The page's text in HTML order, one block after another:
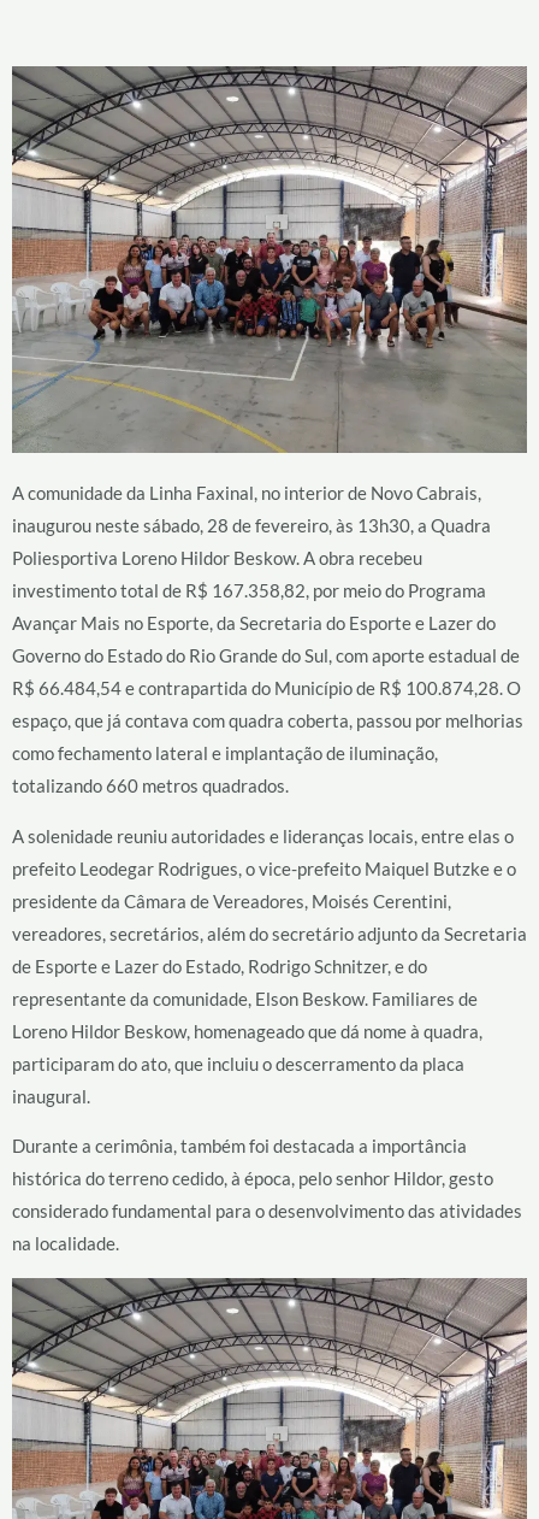
A comunidade da Linha Faxinal, no interior de Novo Cabrais,
inaugurou neste sábado, 28 de fevereiro, às 13h30, a Quadra
Poliesportiva Loreno Hildor Beskow. A obra recebeu
investimento total de R$ 167.358,82, por meio do Programa
Avançar Mais no Esporte, da Secretaria do Esporte e Lazer do
Governo do Estado do Rio Grande do Sul, com aporte estadual de
R$ 66.484,54 e contrapartida do Município de R$ 100.874,28. O
espaço, que já contava com quadra coberta, passou por melhorias
como fechamento lateral e implantação de iluminação,
totalizando 660 metros quadrados.
A solenidade reuniu autoridades e lideranças locais, entre elas o
prefeito Leodegar Rodrigues, o vice-prefeito Maiquel Butzke e o
presidente da Câmara de Vereadores, Moisés Cerentini,
vereadores, secretários, além do secretário adjunto da Secretaria
de Esporte e Lazer do Estado, Rodrigo Schnitzer, e do
representante da comunidade, Elson Beskow. Familiares de
Loreno Hildor Beskow, homenageado que dá nome à quadra,
participaram do ato, que incluiu o descerramento da placa
inaugural.
Durante a cerimônia, também foi destacada a importância
histórica do terreno cedido, à época, pelo senhor Hildor, gesto
considerado fundamental para o desenvolvimento das atividades
na localidade.